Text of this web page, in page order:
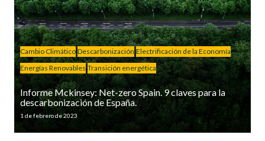
Cambio Climático Descarbonización Electrificación de la Economía
Energías Renovables Transición energética
Informe Mckinsey: Net-zero Spain. 9 claves para la
descarbonización de España.
1 de febrero de 2023